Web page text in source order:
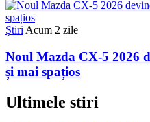
Ştiri Acum 2 zile
Noul Mazda CX-5 2026
și mai spațios
Ultimele stiri